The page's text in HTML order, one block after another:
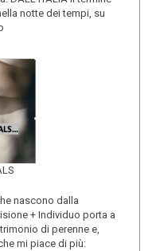
notte dei tempi, su
nascono dalla
+ Individuo porta a
di perenne e,
mi piace di più: